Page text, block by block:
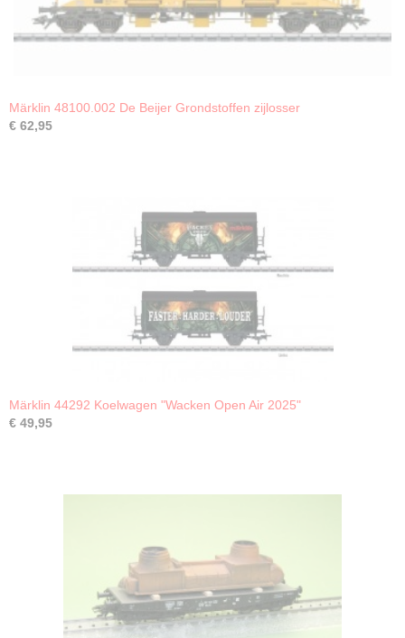
Märklin 48100.002 De Beijer Grondstoffen zijlosser
€ 62,95
Märklin 44292 Koelwagen "Wacken Open Air 2025"
€ 49,95